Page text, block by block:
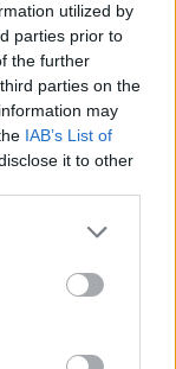
utilized by
parties prior to
the further
parties on the
may
IAB’s List of
it to other